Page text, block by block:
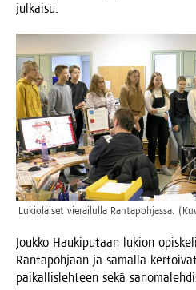
julkaisu.
Lukio­lai­set vie­rai­lul­la Ran­ta­poh­jas­sa.
Jouk­ko Hau­ki­pu­taan lukion
Ran­ta­poh­jaan ja samal­la
pai­kal­lis­leh­teen sekä